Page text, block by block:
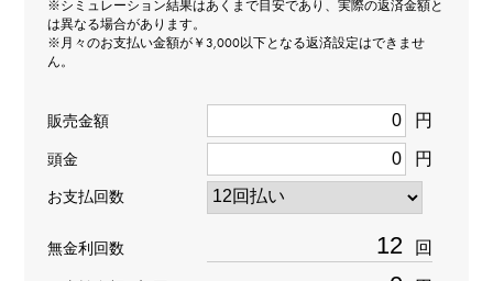
ブライトリング
モデル名
型番
AB0162121C1A1
タイプ
※シミュレーション結果はあくまで目安であり、実際の返済金額と
は異なる場合があります。
※月々のお支払い金額が￥3,000以下となる返済設定はできませ
ん。
販売金額 円
頭金 円
お支払回数
無金利回数 回